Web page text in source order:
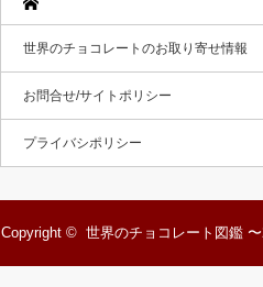
世界のチョコレートのお取り寄せ情報
お問合せ/サイトポリシー
プライバシポリシー
Copyright © 世界のチョコレート図鑑